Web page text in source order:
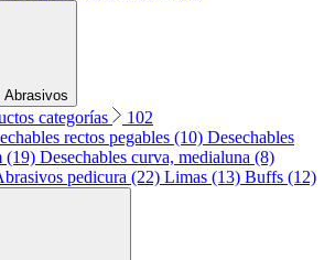
Abrasivos
categorías
102
rectos pegables (10) Desechables
(19) Desechables curva, medialuna (8)
pedicura (22) Limas (13) Buffs (12)